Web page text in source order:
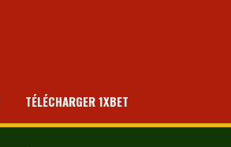
TÉLÉCHARGER 1XBET